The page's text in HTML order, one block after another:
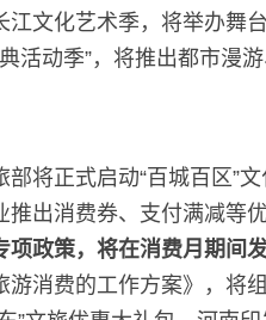
江文化艺术季，将举办舞
活动季”，将推出都市漫
部将正式启动“百城百区”
出消费券、支付满减等
政策，将在消费月期间
消费的工作方案》，将